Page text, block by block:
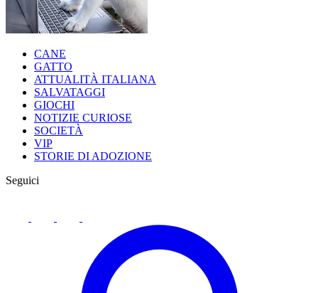
CANE
GATTO
ATTUALITÀ ITALIANA
SALVATAGGI
GIOCHI
NOTIZIE CURIOSE
SOCIETÀ
VIP
STORIE DI ADOZIONE
Seguici